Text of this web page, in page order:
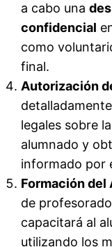
a cabo una
confidencial
como
final.
Autorización
legales sobre
alumnado y
informado por
Formación del
de
capacitará al
utilizando los